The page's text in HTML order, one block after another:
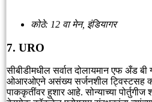
कोठे: 12 वा मेन, इंडियागर
7. URO
सीबीडीमधील सर्वात दोलायमान एफ अँड बी
ओआरओएने असंख्य सर्जनशील ट्विस्टसह
पाककृतींवर हुशार आहे. सोन्याच्या पोर्तुगीज